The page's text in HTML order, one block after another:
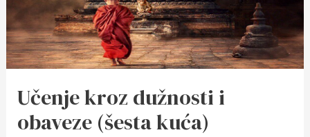
Učenje kroz dužnosti i
obaveze (šesta kuća)